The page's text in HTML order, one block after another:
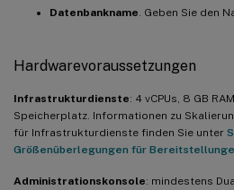
Datenbankname . Geben Sie den
Hardwarevoraussetzungen
Infrastrukturdienste: 4 vCPUs, 8 GB
Speicherplatz. Informationen zu
für Infrastrukturdienste finden Sie unter
Größenüberlegungen für
Administrationskonsole: mindestens